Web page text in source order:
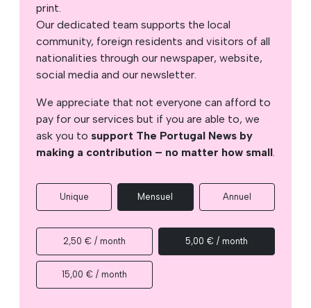
print.
Our dedicated team supports the local
community, foreign residents and visitors of all
nationalities through our newspaper, website,
social media and our newsletter.
We appreciate that not everyone can afford to
pay for our services but if you are able to, we
ask you to support The Portugal News by
making a contribution – no matter how small.
Unique Mensuel Annuel
2,50 € / month 5,00 € / month
15,00 € / month